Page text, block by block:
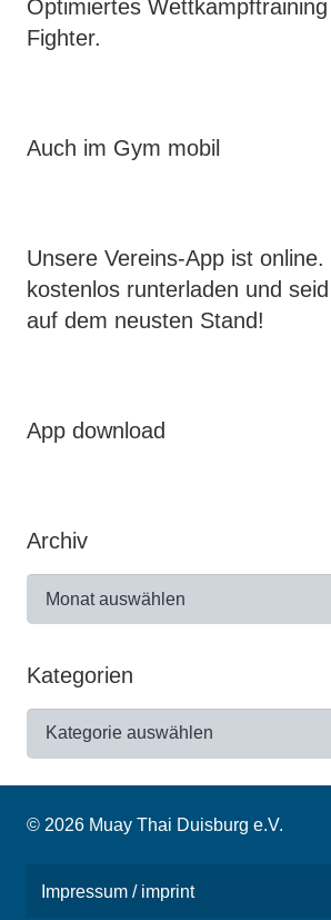
Optimiertes
Fighter.
Auch im Gym mobil
Unsere Vereins-App ist
kostenlos runterladen und
auf dem neusten Stand!
App download
Archiv
Kategorien
© 2026 Muay Thai Duisburg e.V.
Impressum / imprint